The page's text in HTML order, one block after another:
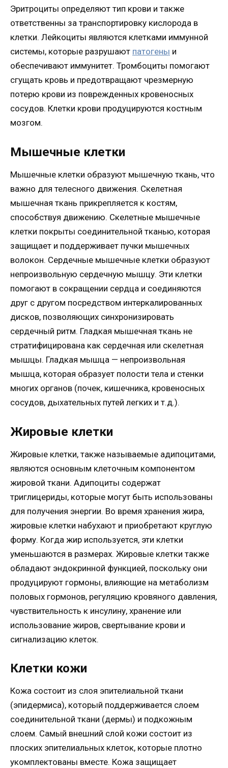
Эритроциты определяют тип крови и также
ответственны за транспортировку кислорода в
клетки. Лейкоциты являются клетками иммунной
системы, которые разрушают патогены и
обеспечивают иммунитет. Тромбоциты помогают
сгущать кровь и предотвращают чрезмерную
потерю крови из поврежденных кровеносных
сосудов. Клетки крови продуцируются костным
мозгом.
Мышечные клетки
Мышечные клетки образуют мышечную ткань, что
важно для телесного движения. Скелетная
мышечная ткань прикрепляется к костям,
способствуя движению. Скелетные мышечные
клетки покрыты соединительной тканью, которая
защищает и поддерживает пучки мышечных
волокон. Сердечные мышечные клетки образуют
непроизвольную сердечную мышцу. Эти клетки
помогают в сокращении сердца и соединяются
друг с другом посредством интеркалированных
дисков, позволяющих синхронизировать
сердечный ритм. Гладкая мышечная ткань не
стратифицирована как сердечная или скелетная
мышцы. Гладкая мышца — непроизвольная
мышца, которая образует полости тела и стенки
многих органов (почек, кишечника, кровеносных
сосудов, дыхательных путей легких и т.д.).
Жировые клетки
Жировые клетки, также называемые адипоцитами,
являются основным клеточным компонентом
жировой ткани. Адипоциты содержат
триглицериды, которые могут быть использованы
для получения энергии. Во время хранения жира,
жировые клетки набухают и приобретают круглую
форму. Когда жир используется, эти клетки
уменьшаются в размерах. Жировые клетки также
обладают эндокринной функцией, поскольку они
продуцируют гормоны, влияющие на метаболизм
половых гормонов, регуляцию кровяного давления,
чувствительность к инсулину, хранение или
использование жиров, свертывание крови и
сигнализацию клеток.
Клетки кожи
Кожа состоит из слоя эпителиальной ткани
(эпидермиса), который поддерживается слоем
соединительной ткани (дермы) и подкожным
слоем. Самый внешний слой кожи состоит из
плоских эпителиальных клеток, которые плотно
укомплектованы вместе. Кожа защищает